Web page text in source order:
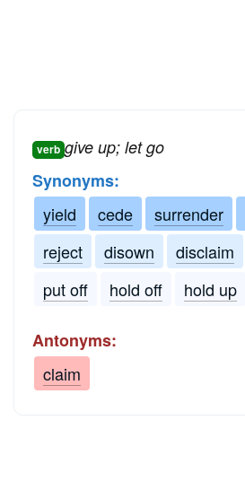
verb give up; let go
Synonyms:
yield
cede surrender
reject
disown disclaim
put off
hold off hold up
Antonyms:
claim